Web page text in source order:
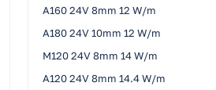
A160 24V 8mm 12 W/m
A180 24V 10mm 12 W/m
M120 24V 8mm 14 W/m
A120 24V 8mm 14.4 W/m